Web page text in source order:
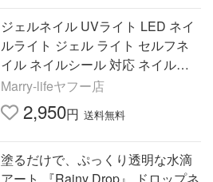
ジェルネイル UVライト LED ネイ
ルライト ジェル ライト セルフネ
イル ネイルシール 対応 ネイルレ
シピ付き レジン 自動センサー
Marry-lifeヤフー店
2,950円 送料無料
塗るだけで、ぷっくり透明な水滴